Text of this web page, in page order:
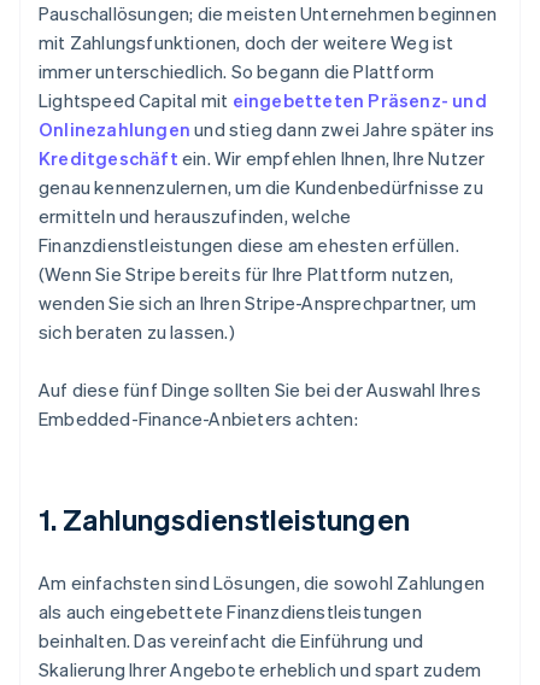
Pauschallösungen; die meisten Unternehmen beginnen
mit Zahlungsfunktionen, doch der weitere Weg ist
immer unterschiedlich. So begann die Plattform
Lightspeed Capital mit eingebetteten Präsenz- und
Onlinezahlungen und stieg dann zwei Jahre später ins
Kreditgeschäft ein. Wir empfehlen Ihnen, Ihre Nutzer
genau kennenzulernen, um die Kundenbedürfnisse zu
ermitteln und herauszufinden, welche
Finanzdienstleistungen diese am ehesten erfüllen.
(Wenn Sie Stripe bereits für Ihre Plattform nutzen,
wenden Sie sich an Ihren Stripe-Ansprechpartner, um
sich beraten zu lassen.)
Auf diese fünf Dinge sollten Sie bei der Auswahl Ihres
Embedded-Finance-Anbieters achten:
1. Zahlungsdienstleistungen
Am einfachsten sind Lösungen, die sowohl Zahlungen
als auch eingebettete Finanzdienstleistungen
beinhalten. Das vereinfacht die Einführung und
Skalierung Ihrer Angebote erheblich und spart zudem